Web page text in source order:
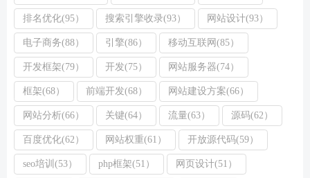
排名优化(95） 搜索引擎收录(93） 网站设计(93）
电子商务(88） 引擎(86） 移动互联网(85）
开发框架(79） 开发(75） 网站服务器(74）
框架(68） 前端开发(68） 网站建设方案(66）
网站分析(66） 关键(64） 流量(63） 源码(62）
百度优化(62） 网站权重(61） 开放源代码(59）
seo培训(53） php框架(51） 网页设计(51）